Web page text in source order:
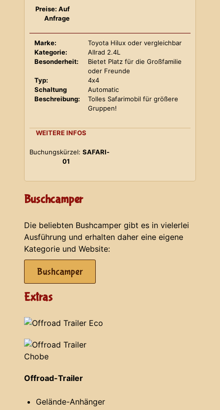
Preise: Auf
Anfrage
Marke:
Toyota Hilux oder vergleichbar
Kategorie:
Allrad 2.4L
Besonderheit:
Bietet Platz für die Großfamilie
oder Freunde
Typ:
4x4
Schaltung
Automatic
Beschreibung:
Tolles Safarimobil für größere
Gruppen!
WEITERE INFOS
Buchungskürzel: SAFARI-
01
Buschcamper
Die beliebten Bushcamper gibt es in vielerlei
Ausführung und erhalten daher eine eigene
Kategorie und Website:
Bushcamper
Extras
Offroad-Trailer
Gelände-Anhänger